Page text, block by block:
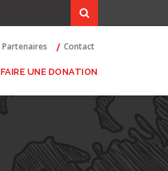
Partenaires Contact
FAIRE UNE DONATION